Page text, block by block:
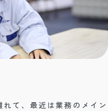
て、最近は業務のメイン